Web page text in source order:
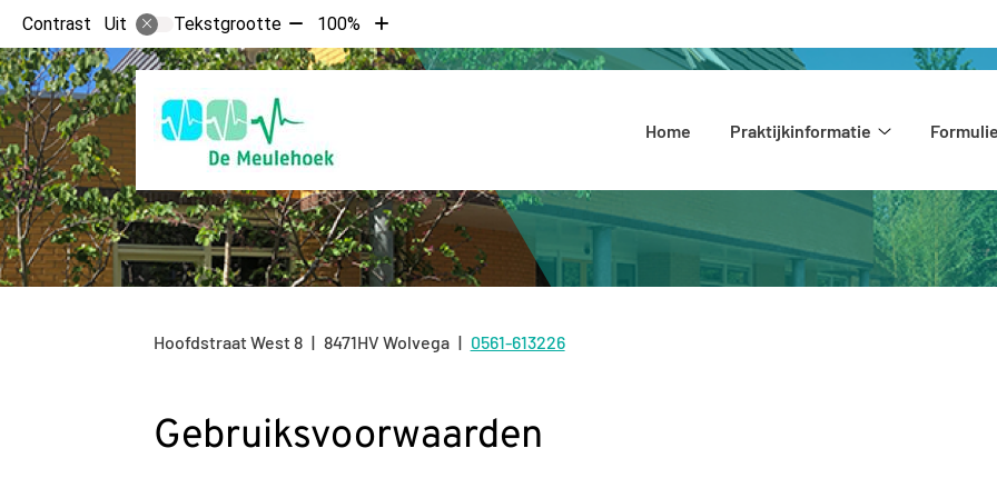
Contrast Uit Tekstgrootte Tekst
verkleinen
met
100%
Tekst
vergroten
met
Home
Praktijkinformatie
Hoofdstraat West8 8471HV Wolvega Tel:
0561-613226
Gebruiksvoorwaarden